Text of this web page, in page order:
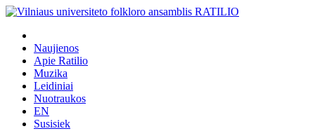
Naujienos
Apie Ratilio
Muzika
Leidiniai
Nuotraukos
EN
Susisiek